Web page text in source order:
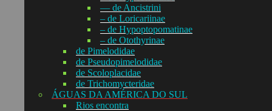
— de Ancistrini
– de Loricariinae
– de Hypoptopomatinae
– de Otothyrinae
de Pimelodidae
de Pseudopimelodidae
de Scoloplacidae
de Trichomycteridae
ÁGUAS DA AMÉRICA DO SUL
Rios encontra